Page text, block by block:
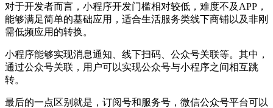
对于开发者而言，小程序开发门槛相对较低，难度不及APP，
能够满足简单的基础应用，适合生活服务类线下商铺以及非刚
需低频应用的转换。
小程序能够实现消息通知、线下扫码、公众号关联等。其中，
通过公众号关联，用户可以实现公众号与小程序之间相互跳
转。
最后的一点区别就是，订阅号和服务号，微信公众号平台可以